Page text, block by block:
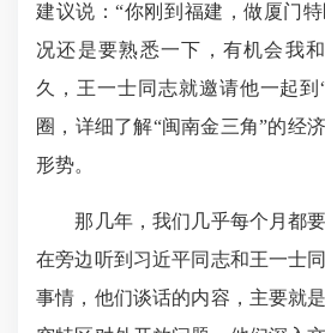
建议说：“你刚到福建，做厦门
况还是要熟悉一下，有机会我
久，王一士同志就邀请他一起
圈，详细了解“闽南金三角”的经
形势。
那几年，我们几乎每个月都要
在旁边听到习近平同志和王一士
事情，他们谈话的内容，主要就